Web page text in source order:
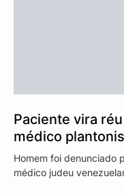
Paciente vira
médico
Homem foi denunciado
médico judeu